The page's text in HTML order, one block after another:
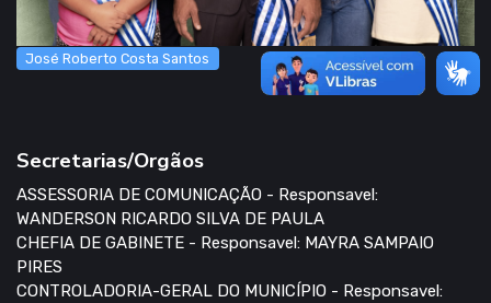
José Roberto Costa Santos
Secretarias/Orgãos
ASSESSORIA DE COMUNICAÇÃO - Responsavel:
WANDERSON RICARDO SILVA DE PAULA
CHEFIA DE GABINETE - Responsavel: MAYRA SAMPAIO
PIRES
CONTROLADORIA-GERAL DO MUNICÍPIO - Responsavel: